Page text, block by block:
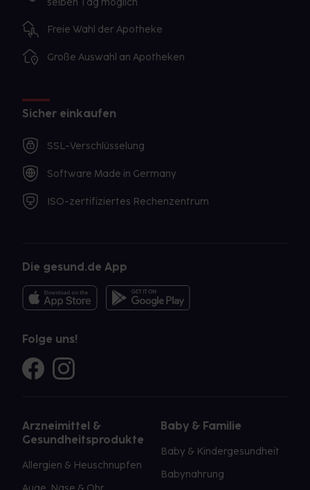
selben Tag möglich
Freie Wahl der Apotheke
Große Auswahl an Apotheken
Sicher einkaufen
SSL-Verschlüsselung
Software Made in Germany
ISO-zertifiziertes Rechenzentrum
Die gesund.de App
Folge uns!
Arzneimittel &
Gesundheitsprodukte
Allergien & Heuschnupfen
Baby & Familie
Baby & Kindergesundheit
Babynahrung